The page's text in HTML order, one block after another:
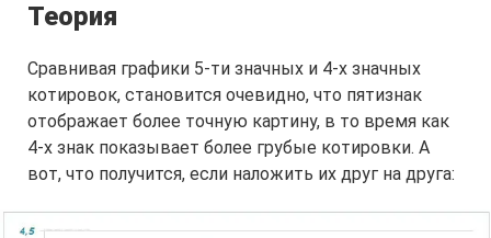
Теория
Сравнивая графики 5-ти значных и 4-х значных
котировок, становится очевидно, что пятизнак
отображает более точную картину, в то время как
4-х знак показывает более грубые котировки. А
вот, что получится, если наложить их друг на друга: